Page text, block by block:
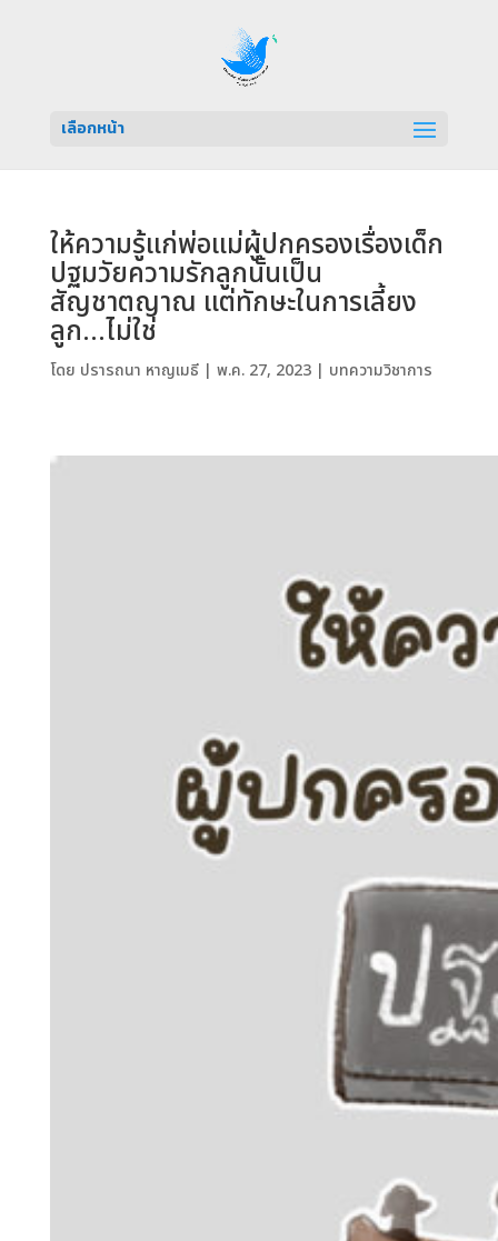
เลือกหน้า
ให้ความรู้แก่พ่อแม่ผู้ปกครองเรื่องเด็ก
ปฐมวัยความรักลูกนั้นเป็น
สัญชาตญาณ แต่ทักษะในการเลี้ยง
ลูก…ไม่ใช่
โดย ปรารถนา หาญเมธี| พ.ค. 27, 2023| บทความวิชาการ